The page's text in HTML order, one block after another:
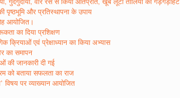
पृष्ठभूमि और प्रतिस्थापना के उपाय
आयोजित।
का दिया प्रशिक्षण
क्रियाओं एवं प्रेक्षाध्यान का किया अभ्यास
का समापन
की जानकारी दी गई
को बताया सफलता का राज
विषय पर व्याख्यान आयोजित